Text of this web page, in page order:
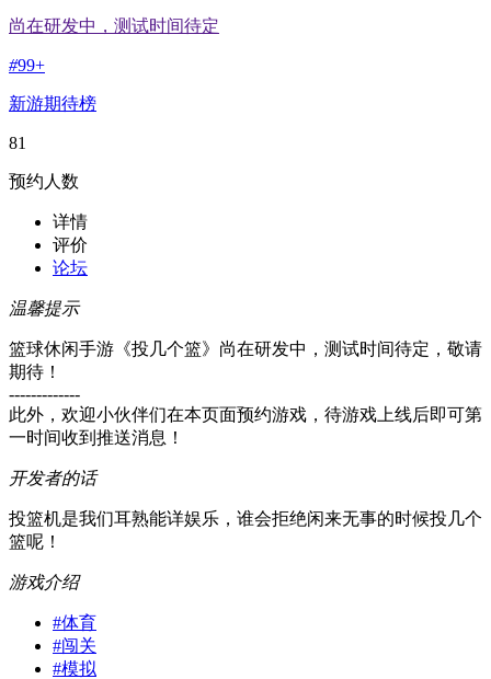
尚在研发中，测试时间待定
#99+
新游期待榜
81
预约人数
详情
评价
论坛
温馨提示
篮球休闲手游《投几个篮》尚在研发中，测试时间待定，敬请
期待！
-------------
此外，欢迎小伙伴们在本页面预约游戏，待游戏上线后即可第
一时间收到推送消息！
开发者的话
投篮机是我们耳熟能详娱乐，谁会拒绝闲来无事的时候投几个
篮呢！
游戏介绍
#体育
#闯关
#模拟